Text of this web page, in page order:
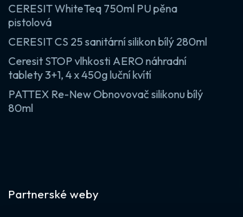
CERESIT WhiteTeq 750ml PU pěna
pistolová
CERESIT CS 25 sanitární silikon bílý 280ml
Ceresit STOP vlhkosti AERO náhradní
tablety 3+1, 4 x 450g luční kvítí
PATTEX Re-New Obnovovač silikonu bílý
80ml
Partnerské weby